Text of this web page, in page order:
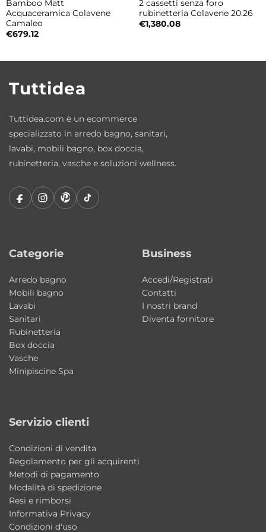
Maniglie e piedini Satinati sono disponibili
come optional per una personalizzazione
• Bianco Talco
• Visone Matt
• Piombo Fenix
Dotazione standard
• Piedini Nero Matt
Optional
• Maniglie satinati
Dimensioni prodotto
• Larghezza: 60 cm
• Profondità: 45 cm
• Altezza: 86,5 cm
• Collezione: Prisma Acquaceramica Colavene
• Struttura: truciolare nobilitato 18 mm
• Inserto: MDF idrofugo 19 mm
• Caratteristica: idrofugo a norme EN
• Configurazione: 2 ante
• Dotazione: piedini e maniglie Nero Matt
• Optional: maniglie e piedini satinati
Bamboo Matt
Acquaceramica Colavene
Camaleo
€679.12
2 cassetti senza foro
rubinetteria Colavene 20.26
€1,380.08
Tuttidea
Tuttidea.com è un ecommerce
specializzato in arredo bagno, sanitari,
lavabi, mobili bagno, box doccia,
rubinetteria, vasche e soluzioni wellness.
Categorie
Arredo bagno
Mobili bagno
Lavabi
Sanitari
Rubinetteria
Box doccia
Vasche
Minipiscine Spa
Business
Accedi/Registrati
Contatti
I nostri brand
Diventa fornitore
Servizio clienti
Condizioni di vendita
Regolamento per gli acquirenti
Metodi di pagamento
Modalità di spedizione
Resi e rimborsi
Informativa Privacy
Condizioni d'uso